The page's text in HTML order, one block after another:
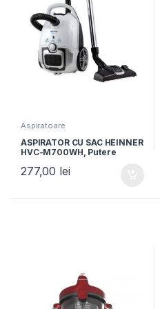
Aspiratoare
ASPIRATOR CU SAC HEINNER
HVC-M700WH, Putere
ECO, Sac textil 3L, Tub din
277,00 lei